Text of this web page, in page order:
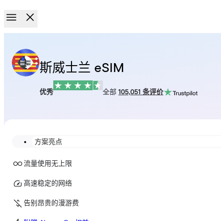
斯威士兰 eSIM
优秀 全部 105,051 条评价
方案亮点
流量使用无上限
高速稳定的网络
告别昂贵的漫游费